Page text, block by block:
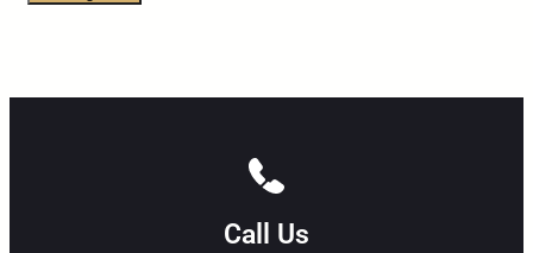
Call Us